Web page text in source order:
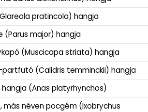
pratincola) hangja
(Parus major) hangja
(Muscicapa striata) hangja
partfutó (Calidris temminckii) hangja
(Anas platyrhynchos)
más néven pocgém (Ixobrychus